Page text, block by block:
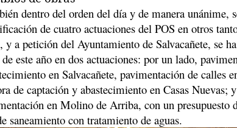
dentro del orden del día y de manera unánime,
de cuatro actuaciones del POS en otros
y a petición del Ayuntamiento de Salvacañete, se
este año en dos actuaciones: por un lado,
en Salvacañete, pavimentación de calles
de captación y abastecimiento en Casas Nuevas;
en Molino de Arriba, con un presupuesto
saneamiento con tratamiento de aguas.